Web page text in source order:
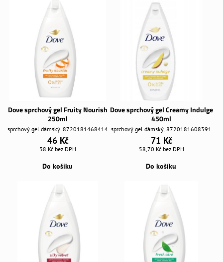
Dove sprchový gel Fruity Nourish
250ml
sprchový gel dámský. 8720181468414
46 Kč
38 Kč bez DPH
Do košíku
Dove sprchový gel Creamy Indulge
450ml
sprchový gel dámský, 8720181608391
71 Kč
58,70 Kč bez DPH
Do košíku